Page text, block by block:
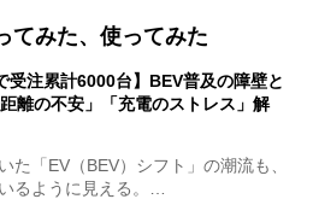
てみた、使ってみた
受注累計6000台】BEV普及の障壁と
離の不安」「充電のストレス」解
「EV（BEV）シフト」の潮流も、
るように見える。…